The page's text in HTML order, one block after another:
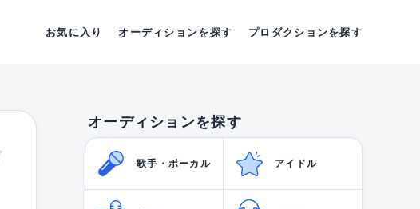
お気に入り オーディションを探す プロダクションを探す
オーディションを探す
歌手・ボーカル アイドル